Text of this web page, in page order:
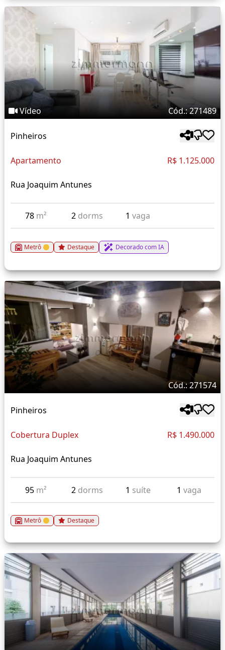
Vídeo Cód.: 271489
Pinheiros
Apartamento R$ 1.125.000
Rua Joaquim Antunes
78 m² 2 dorms 1vaga
Metrô Destaque Decorado com IA
Cód.: 271574
Pinheiros
Cobertura Duplex R$ 1.490.000
Rua Joaquim Antunes
95 m² 2 dorms 1 suíte 1 vaga
Metrô Destaque